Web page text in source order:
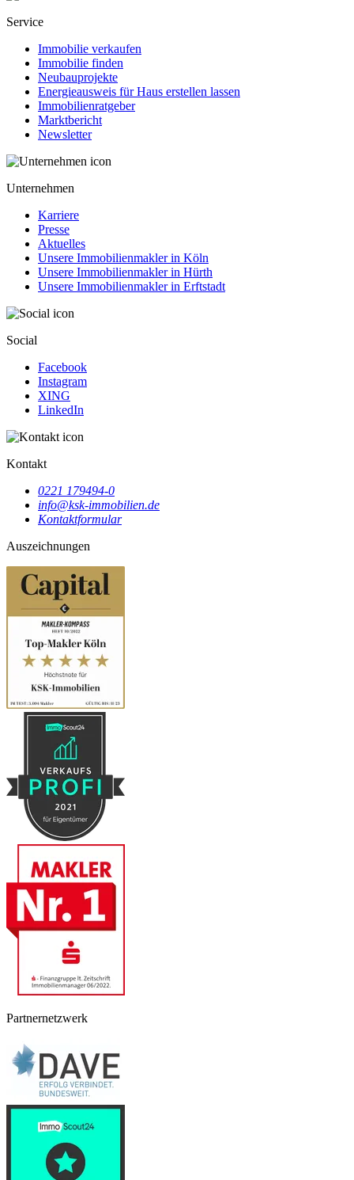
Service
Immobilie verkaufen
Immobilie finden
Neubauprojekte
Energieausweis für Haus erstellen lassen
Immobilienratgeber
Marktbericht
Newsletter
Unternehmen
Karriere
Presse
Aktuelles
Unsere Immobilienmakler in Köln
Unsere Immobilienmakler in Hürth
Unsere Immobilienmakler in Erftstadt
Social
Facebook
Instagram
XING
LinkedIn
Kontakt
0221 179494-0
info@ksk-immobilien.de
Kontaktformular
Auszeichnungen
Partnernetzwerk